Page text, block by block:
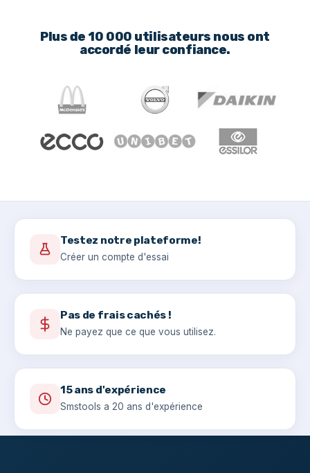
Plus de 10 000 utilisateurs nous ont
accordé leur confiance.
Testez notre plateforme!
Créer un compte d'essai
Pas de frais cachés !
Ne payez que ce que vous utilisez.
15 ans d'expérience
Smstools a 20 ans d'expérience